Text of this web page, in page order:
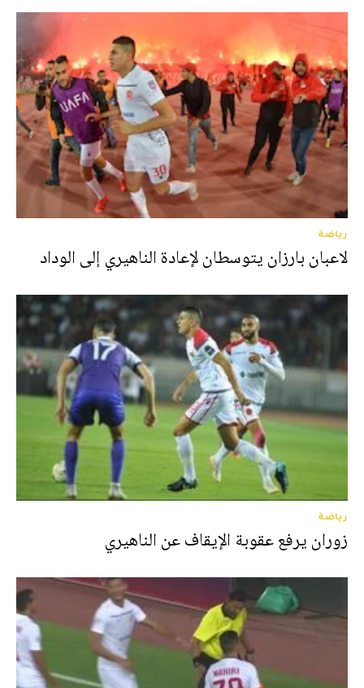
رياضة
لاعبان بارزان يتوسطان لإعادة الناهيري إلى الوداد
رياضة
زوران يرفع عقوبة الإيقاف عن الناهيري